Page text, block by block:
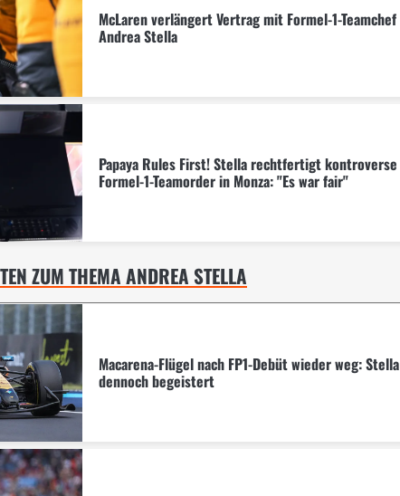
McLaren verlängert Vertrag mit Formel-1-Teamchef
Andrea Stella
Papaya Rules First! Stella rechtfertigt kontroverse
Formel-1-Teamorder in Monza: "Es war fair"
ZUM THEMA ANDREA STELLA
Macarena-Flügel nach FP1-Debüt wieder weg: Stella
dennoch begeistert